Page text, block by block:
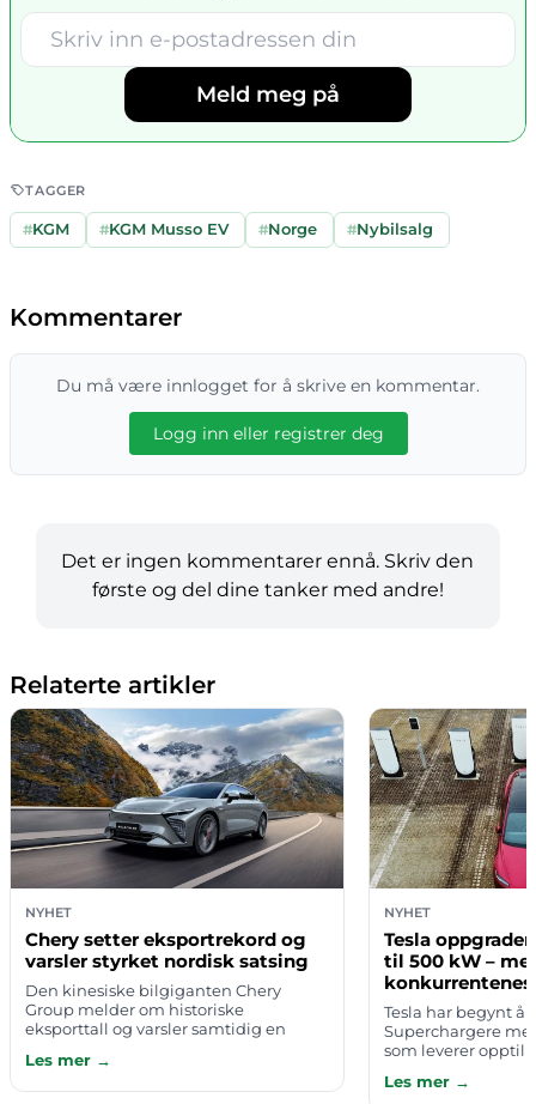
Meld meg på
TAGGER
#KGM #KGM Musso EV #Norge #Nybilsalg
Kommentarer
Du må være innlogget for å skrive en kommentar.
Logg inn eller registrer deg
Det er ingen kommentarer ennå. Skriv den
første og del dine tanker med andre!
Relaterte artikler
NYHET
Chery setter eksportrekord og
varsler styrket nordisk satsing
Den kinesiske bilgiganten Chery
Group melder om historiske
eksporttall og varsler samtidig en
av pressemeldinger publisert torsdag
6. august …
Les mer →
NYHET
Tesla
til 500 kW –
Tesla har begynt å
Superchargere
som leverer opptil
første stasjonen
Les mer →